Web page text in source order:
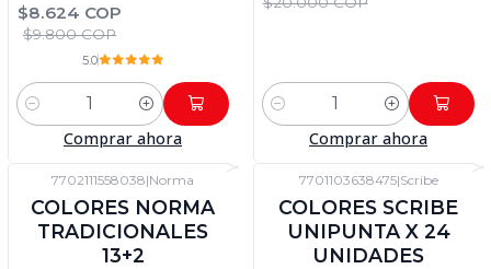
$8.624 COP
$9.800 COP
5.0
Cantidad
Comprar ahora
Cantidad
Comprar ahora
-12% DTO
7702111558038|Norma
COLORES NORMA
TRADICIONALES
13+2
-12% DTO
7701103638475|Scribe
COLORES SCRIBE
UNIPUNTA X 24
UNIDADES